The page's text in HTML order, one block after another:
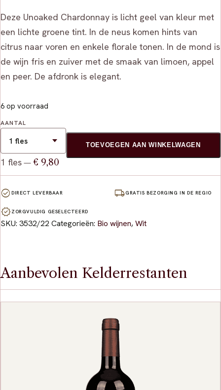
Deze Unoaked Chardonnay is licht geel van kleur met
een lichte groene tint. In de neus komen hints van
citrus naar voren en enkele florale tonen. In de mond is
de wijn fris en zuiver met de smaak van limoen, appel
en peer. De afdronk is elegant.
6 op voorraad
AANTAL
1 fles — € 9,80
TOEVOEGEN AAN WINKELWAGEN
check_circle DIRECT LEVERBAAR local_shippingGRATIS BEZORGING IN DE REGIO
verifiedZORGVULDIG GESELECTEERD
SKU: 3532/22 Categorieën: Bio wijnen,Wit
Aanbevolen Kelderrestanten